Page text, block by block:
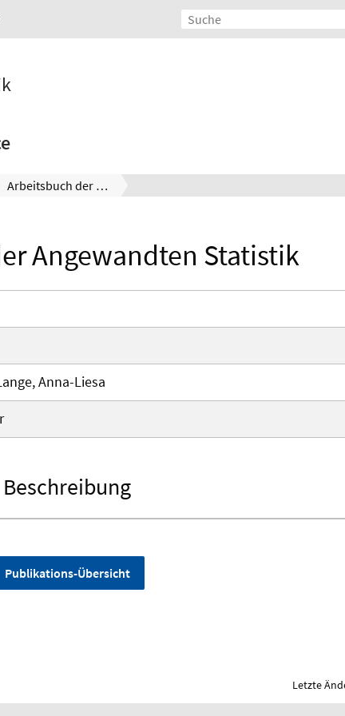
Arbeitsbuch der Angewandten Statistik
Angewandten Statistik
Anna-Liesa
Beschreibung
Publikations-Übersicht
Letzte